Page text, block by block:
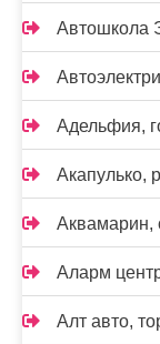
Автошкола
Адельфия,
Акапулько,
Аквамарин,
Аларм
Алт авто,